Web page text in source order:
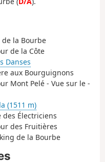
de la Bourbe
de la Côte
Danses
aux Bourguignons
Mont Pelé - Vue sur le -
(1511 m)
des Électriciens
des Fruitières
de la Bourbe